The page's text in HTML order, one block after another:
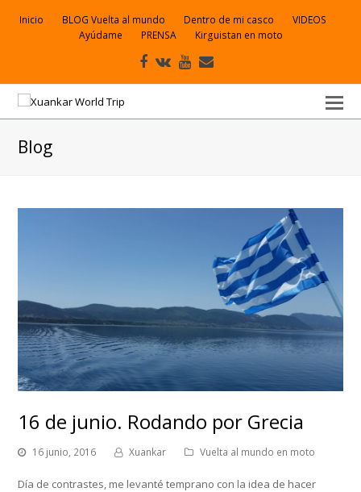
Inicio BLOG Vuelta al mundo Dentro de mi casco
VIDEOS
Ayúdame
PRENSA Kirguistan en moto
Facebook
VK Youtube
electrónico
Blog
16 de junio. Rodando por Grecia
16 junio, 2016 Xuankar Vuelta al mundo en moto
Día de contrastes, me levanté temprano con la idea de hacer